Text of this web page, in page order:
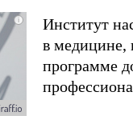
Институт
в медицине,
программе